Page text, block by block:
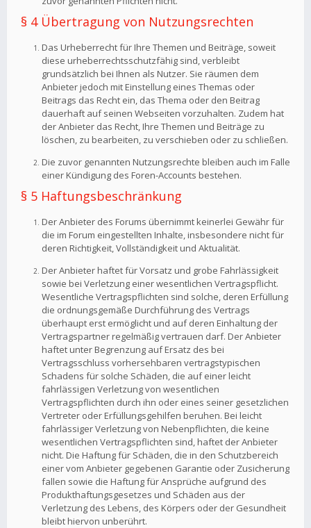
§ 4 Übertragung von Nutzungsrechten
Das Urheberrecht für Ihre Themen und Beiträge, soweit
diese urheberrechtsschutzfähig sind, verbleibt
grundsätzlich bei Ihnen als Nutzer. Sie räumen dem
Anbieter jedoch mit Einstellung eines Themas oder
Beitrags das Recht ein, das Thema oder den Beitrag
dauerhaft auf seinen Webseiten vorzuhalten. Zudem hat
der Anbieter das Recht, Ihre Themen und Beiträge zu
löschen, zu bearbeiten, zu verschieben oder zu schließen.
Die zuvor genannten Nutzungsrechte bleiben auch im Falle
einer Kündigung des Foren-Accounts bestehen.
§ 5 Haftungsbeschränkung
Der Anbieter des Forums übernimmt keinerlei Gewähr für
die im Forum eingestellten Inhalte, insbesondere nicht für
deren Richtigkeit, Vollständigkeit und Aktualität.
Der Anbieter haftet für Vorsatz und grobe Fahrlässigkeit
sowie bei Verletzung einer wesentlichen Vertragspflicht.
Wesentliche Vertragspflichten sind solche, deren Erfüllung
die ordnungsgemäße Durchführung des Vertrags
überhaupt erst ermöglicht und auf deren Einhaltung der
Vertragspartner regelmäßig vertrauen darf. Der Anbieter
haftet unter Begrenzung auf Ersatz des bei
Vertragsschluss vorhersehbaren vertragstypischen
Schadens für solche Schäden, die auf einer leicht
fahrlässigen Verletzung von wesentlichen
Vertragspflichten durch ihn oder eines seiner gesetzlichen
Vertreter oder Erfüllungsgehilfen beruhen. Bei leicht
fahrlässiger Verletzung von Nebenpflichten, die keine
wesentlichen Vertragspflichten sind, haftet der Anbieter
nicht. Die Haftung für Schäden, die in den Schutzbereich
einer vom Anbieter gegebenen Garantie oder Zusicherung
fallen sowie die Haftung für Ansprüche aufgrund des
Produkthaftungsgesetzes und Schäden aus der
Verletzung des Lebens, des Körpers oder der Gesundheit
bleibt hiervon unberührt.